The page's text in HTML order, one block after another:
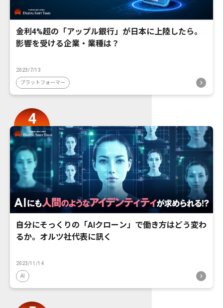
金利4%超の「アップル銀行」が日本に上陸したら。
影響を受ける企業・業種は？
2023/7/13
プラットフォーマー
自分にそっくりの「AIクローン」で働き方はどう変わ
るか。オルツ社代表に訊く
2023/11/14
AI